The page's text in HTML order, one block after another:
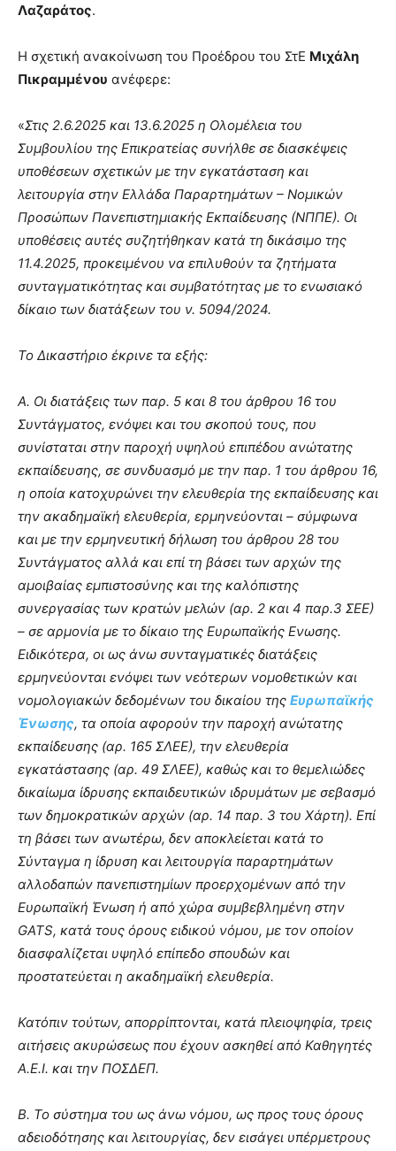
Λαζαράτος.
Η σχετική ανακοίνωση του Προέδρου του ΣτΕ Μιχάλη
Πικραμμένου ανέφερε:
«Στις 2.6.2025 και 13.6.2025 η Ολομέλεια του
Συμβουλίου της Επικρατείας συνήλθε σε διασκέψεις
υποθέσεων σχετικών με την εγκατάσταση και
λειτουργία στην Ελλάδα Παραρτημάτων – Νομικών
Προσώπων Πανεπιστημιακής Εκπαίδευσης (ΝΠΠΕ). Οι
υποθέσεις αυτές συζητήθηκαν κατά τη δικάσιμο της
11.4.2025, προκειμένου να επιλυθούν τα ζητήματα
συνταγματικότητας και συμβατότητας με το ενωσιακό
δίκαιο των διατάξεων του ν. 5094/2024.
Το Δικαστήριο έκρινε τα εξής:
Α. Οι διατάξεις των παρ. 5 και 8 του άρθρου 16 του
Συντάγματος, ενόψει και του σκοπού τους, που
συνίσταται στην παροχή υψηλού επιπέδου ανώτατης
εκπαίδευσης, σε συνδυασμό με την παρ. 1 του άρθρου 16,
η οποία κατοχυρώνει την ελευθερία της εκπαίδευσης και
την ακαδημαϊκή ελευθερία, ερμηνεύονται – σύμφωνα
και με την ερμηνευτική δήλωση του άρθρου 28 του
Συντάγματος αλλά και επί τη βάσει των αρχών της
αμοιβαίας εμπιστοσύνης και της καλόπιστης
συνεργασίας των κρατών μελών (αρ. 2 και 4 παρ.3 ΣΕΕ)
– σε αρμονία με το δίκαιο της Ευρωπαϊκής Ενωσης.
Ειδικότερα, οι ως άνω συνταγματικές διατάξεις
ερμηνεύονται ενόψει των νεότερων νομοθετικών και
νομολογιακών δεδομένων του δικαίου της Ευρωπαϊκής
Ένωσης, τα οποία αφορούν την παροχή ανώτατης
εκπαίδευσης (αρ. 165 ΣΛΕΕ), την ελευθερία
εγκατάστασης (αρ. 49 ΣΛΕΕ), καθώς και το θεμελιώδες
δικαίωμα ίδρυσης εκπαιδευτικών ιδρυμάτων με σεβασμό
των δημοκρατικών αρχών (αρ. 14 παρ. 3 του Χάρτη). Επί
τη βάσει των ανωτέρω, δεν αποκλείεται κατά το
Σύνταγμα η ίδρυση και λειτουργία παραρτημάτων
αλλοδαπών πανεπιστημίων προερχομένων από την
Ευρωπαϊκή Ένωση ή από χώρα συμβεβλημένη στην
GATS, κατά τους όρους ειδικού νόμου, με τον οποίον
διασφαλίζεται υψηλό επίπεδο σπουδών και
προστατεύεται η ακαδημαϊκή ελευθερία.
Κατόπιν τούτων, απορρίπτονται, κατά πλειοψηφία, τρεις
αιτήσεις ακυρώσεως που έχουν ασκηθεί από Καθηγητές
Α.Ε.Ι. και την ΠΟΣΔΕΠ.
Β. Το σύστημα του ως άνω νόμου, ως προς τους όρους
αδειοδότησης και λειτουργίας, δεν εισάγει υπέρμετρους